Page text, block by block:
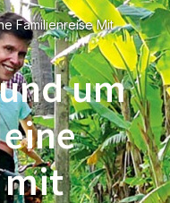
Familienreise Mit
um
mit